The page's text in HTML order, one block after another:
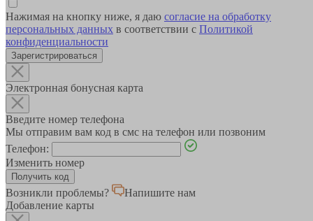
Нажимая на кнопку ниже, я даю согласие на обработку
персональных данных в соответствии с Политикой
конфиденциальности
Зарегистрироваться
Электронная бонусная карта
Введите номер телефона
Мы отправим вам код в смс на телефон или позвоним
Телефон:
Изменить номер
Возникли проблемы?
Напишите нам
Добавление карты